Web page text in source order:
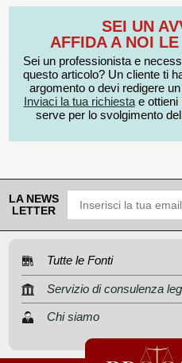
SEI UN
AFFIDA A NOI
Sei un professionista e
questo articolo? Un cliente ti
argomento o devi redigere un
Inviaci la tua richiestae ottieni
serve per lo svolgimento
LA NEWS
LETTER
Tutte le Fonti
Servizio di consulenza
Chi siamo